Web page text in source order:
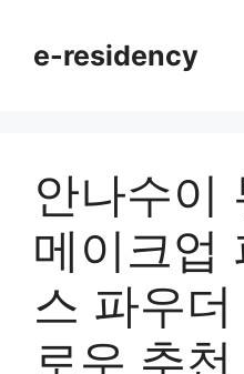
contente-residency
안나수이
메이크업
스 파우
로우 추천